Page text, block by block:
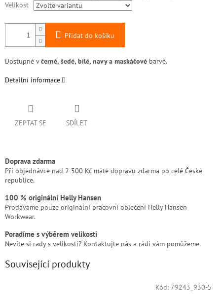
Velikost
Přidat do košíku
Dostupné včerné, šedé, bílé, navy a maskáčové barvě.
Detailní informace
ZEPTAT SE SDÍLET
Doprava zdarma
Při objednávce nad 2 500 Kč máte dopravu zdarma po celé České
republice.
100 % originální Helly Hansen
Prodáváme pouze originální pracovní oblečení Helly Hansen
Workwear.
Poradíme s výběrem velikosti
Nevíte si rady s velikostí? Kontaktujte nás a rádi vám pomůžeme.
Související produkty
Kód: 79243_930-S